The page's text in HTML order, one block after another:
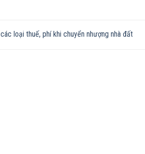
các loại thuế, phí khi chuyển nhượng nhà đất